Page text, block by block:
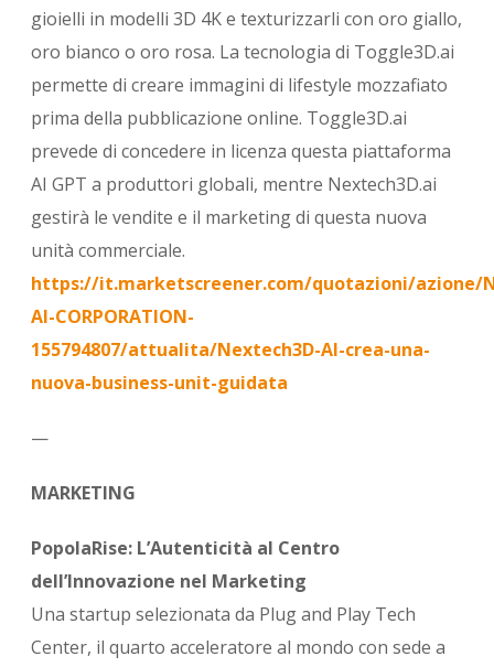
gioielli in modelli 3D 4K e texturizzarli con oro giallo,
oro bianco o oro rosa. La tecnologia di Toggle3D.ai
permette di creare immagini di lifestyle mozzafiato
prima della pubblicazione online. Toggle3D.ai
prevede di concedere in licenza questa piattaforma
AI GPT a produttori globali, mentre Nextech3D.ai
gestirà le vendite e il marketing di questa nuova
unità commerciale.
https://it.marketscreener.com/quotazioni/azione/
AI-CORPORATION-
155794807/attualita/Nextech3D-AI-crea-una-
nuova-business-unit-guidata
—
MARKETING
PopolaRise: L’Autenticità al Centro
dell’Innovazione nel Marketing
Una startup selezionata da Plug and Play Tech
Center, il quarto acceleratore al mondo con sede a